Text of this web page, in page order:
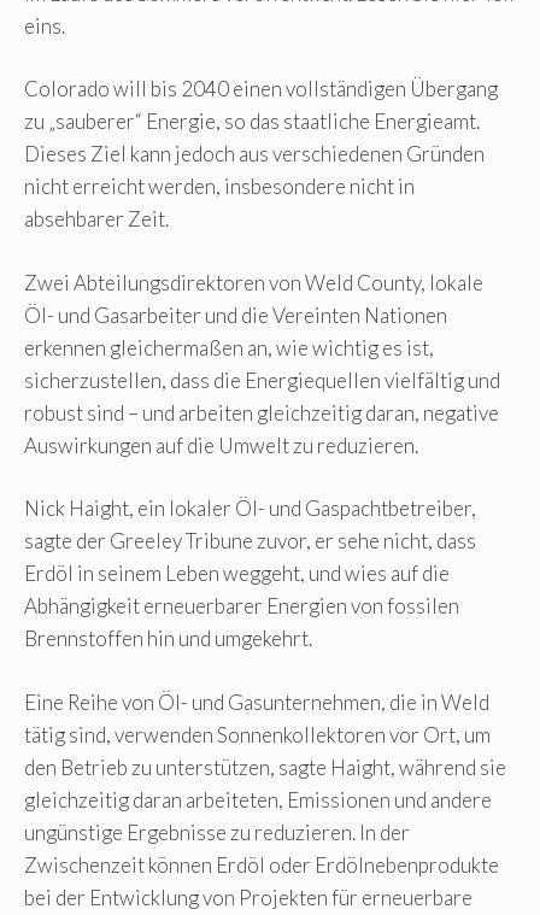
eins.
Colorado will bis 2040 einen vollständigen Übergang
zu „sauberer“ Energie, so das staatliche Energieamt.
Dieses Ziel kann jedoch aus verschiedenen Gründen
nicht erreicht werden, insbesondere nicht in
absehbarer Zeit.
Zwei Abteilungsdirektoren von Weld County, lokale
Öl- und Gasarbeiter und die Vereinten Nationen
erkennen gleichermaßen an, wie wichtig es ist,
sicherzustellen, dass die Energiequellen vielfältig und
robust sind – und arbeiten gleichzeitig daran, negative
Auswirkungen auf die Umwelt zu reduzieren.
Nick Haight, ein lokaler Öl- und Gaspachtbetreiber,
sagte der Greeley Tribune zuvor, er sehe nicht, dass
Erdöl in seinem Leben weggeht, und wies auf die
Abhängigkeit erneuerbarer Energien von fossilen
Brennstoffen hin und umgekehrt.
Eine Reihe von Öl- und Gasunternehmen, die in Weld
tätig sind, verwenden Sonnenkollektoren vor Ort, um
den Betrieb zu unterstützen, sagte Haight, während sie
gleichzeitig daran arbeiteten, Emissionen und andere
ungünstige Ergebnisse zu reduzieren. In der
Zwischenzeit können Erdöl oder Erdölnebenprodukte
bei der Entwicklung von Projekten für erneuerbare